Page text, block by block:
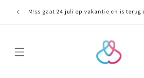
naar deM!ss gaat 24 juli op vakantie en is terug